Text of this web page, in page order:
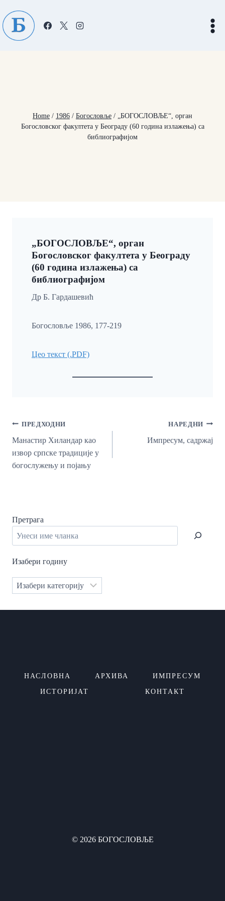
to
content
Home / 1986 / Богословље /
„БОГОСЛОВЉЕ“, орган
Богословског факултета у Београду (60 година излажења) са
библиографијом
„БОГОСЛОВЉЕ“, орган
Богословског факултета у Београду
(60 година излажења) са
библиографијом
Др Б. Гардашевић
Богословље 1986, 177-219
Цео текст (.PDF)
Кретање
ПРЕДХОДНИ
Манастир Хиландар као
извор српске традиције у
богослужењу и појању
НАРЕДНИ
Импресум, садржај
Претрага
Изабери годину
Категорије
НАСЛОВНА АРХИВА ИМПРЕСУМ
ИСТОРИЈАТ КОНТАКТ
© 2026 БОГОСЛОВЉЕ